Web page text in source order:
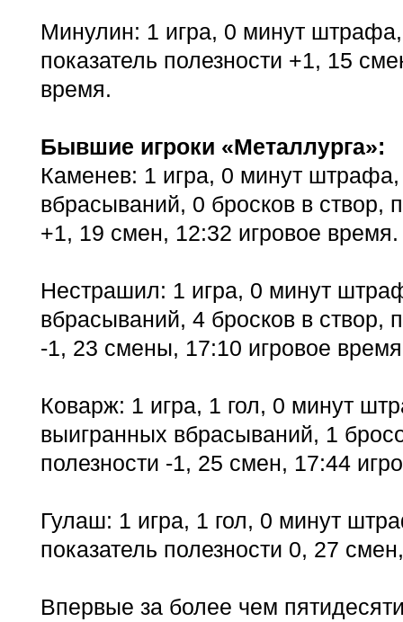
Минулин: 1 игра, 0 минут штрафа,
показатель полезности +1, 15
время.
Бывшие игроки «Металлурга»:
Каменев: 1 игра, 0 минут
вбрасываний, 0 бросков в створ,
+1, 19 смен, 12:32 игровое время.
Нестрашил: 1 игра, 0 минут
вбрасываний, 4 бросков в створ,
-1, 23 смены, 17:10 игровое
Коварж: 1 игра, 1 гол, 0 минут
выигранных вбрасываний, 1
полезности -1, 25 смен, 17:44
Гулаш: 1 игра, 1 гол, 0 минут
показатель полезности 0, 27
Впервые за более чем